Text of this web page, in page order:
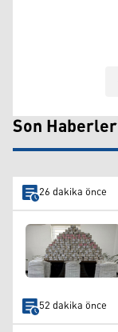
Son Haberler
26 dakika önce
52 dakika önce